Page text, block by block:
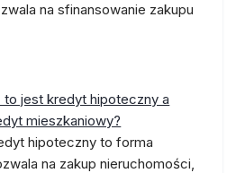
na sfinansowanie zakupu
to jest kredyt hipoteczny a
mieszkaniowy?
hipoteczny to forma
na zakup nieruchomości,